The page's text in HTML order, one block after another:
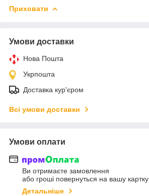
Приховати
Умови доставки
Нова Пошта
Укрпошта
Доставка кур'єром
Всі умови доставки
Умови оплати
Ви отримаєте замовлення
або гроші повернуться на вашу картку
Детальніше